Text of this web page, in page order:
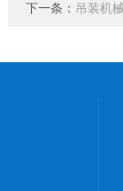
下一条： 吊装机